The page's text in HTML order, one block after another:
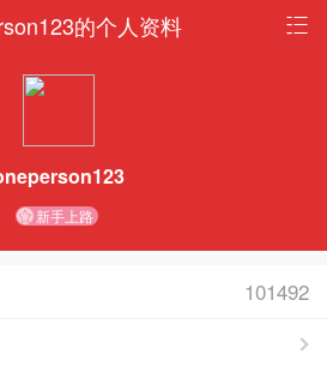
的个人资料
新手上路
101492